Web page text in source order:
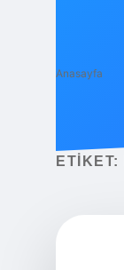
Anasayfa
ETIKET: